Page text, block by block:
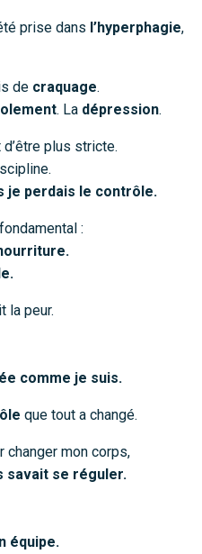
prise dans l’hyperphagie,
de craquage.
. La dépression.
d’être plus stricte.
je perdais le contrôle.
:
la peur.
comme je suis.
que tout a changé.
changer mon corps,
savait se réguler.
équipe.